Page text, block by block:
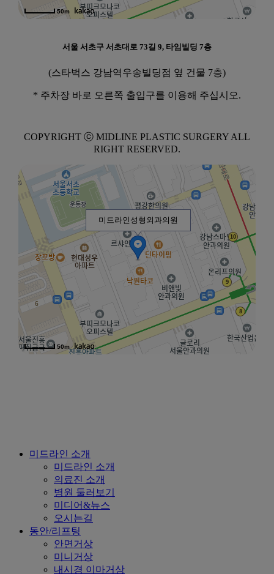
50m
서울 서초구 서초대로 73길 9, 타임빌딩 7층
(스타벅스 강남역우송빌딩점 옆 건물 7층)
* 주차장 바로 오른쪽 출입구를 이용해 주십시오.
COPYRIGHT ⓒ MIDLINE PLASTIC SURGERY ALL
RIGHT RESERVED.
미드라인성형외과의원
50m
Close
미드라인 소개
미드라인 소개
의료진 소개
병원 둘러보기
미디어&뉴스
오시는길
동안/리프팅
안면거상
미니거상
내시경 이마거상